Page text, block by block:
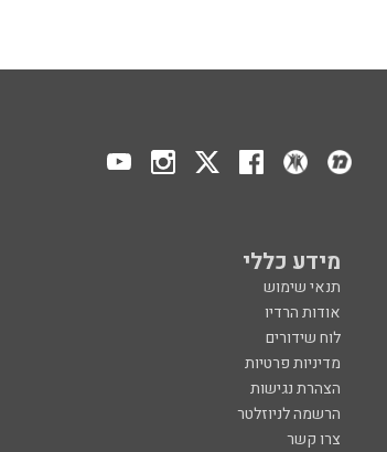
מידע כללי
תנאי שימוש
אודות הרדיו
לוח שידורים
מדיניות פרטיות
הצהרת נגישות
הרשמה לניוזלטר
צרו קשר